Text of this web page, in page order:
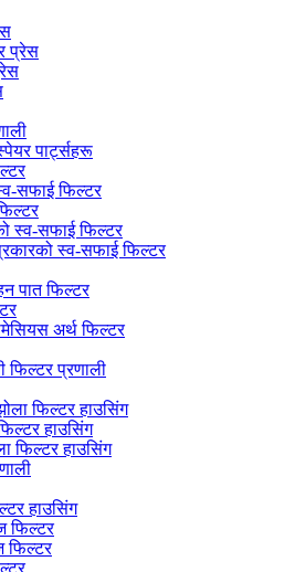
प्रेस
पार्ट्सहरू
सफाई फिल्टर
स्व-सफाई फिल्टर
स्व-सफाई फिल्टर
पात फिल्टर
अर्थ फिल्टर
फिल्टर प्रणाली
फिल्टर हाउसिंग
हाउसिंग
फिल्टर हाउसिंग
हाउसिंग
फिल्टर
फिल्टर